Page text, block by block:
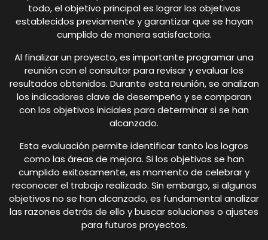
todo, el objetivo principal es lograr los objetivos
establecidos previamente y garantizar que se hayan
cumplido de manera satisfactoria.
Al finalizar un proyecto, es importante programar una
reunión con el consultor para revisar y evaluar los
resultados obtenidos. Durante esta reunión, se analizan
los indicadores clave de desempeño y se comparan
con los objetivos iniciales para determinar si se han
alcanzado.
Esta evaluación permite identificar tanto los logros
como las áreas de mejora. Si los objetivos se han
cumplido exitosamente, es momento de celebrar y
reconocer el trabajo realizado. Sin embargo, si algunos
objetivos no se han alcanzado, es fundamental analizar
las razones detrás de ello y buscar soluciones o ajustes
para futuros proyectos.